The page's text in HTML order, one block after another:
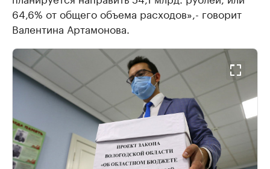
64,6% от общего объема расходов»,- говорит
Валентина Артамонова.